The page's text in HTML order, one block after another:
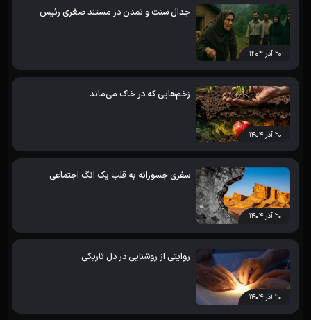
۲۰ آذر ۱۴۰۴
جدال سنت و تمدن در مستند صغری رئیس
۲۰ آذر ۱۴۰۴
زخم‌هایی که در خاک می‌ماند
۲۰ آذر ۱۴۰۴
سفری جسورانه به قلب یک انگ اجتماعی
۲۰ آذر ۱۴۰۴
روایتی از روشنایی در دل تاریکی